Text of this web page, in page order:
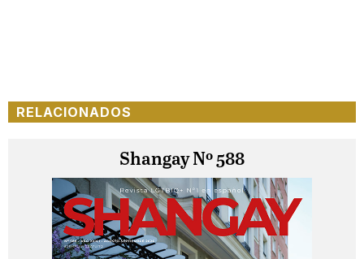
RELACIONADOS
Shangay Nº 588